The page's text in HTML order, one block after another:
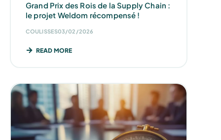
Grand Prix des Rois de la Supply Chain :
le projet Weldom récompensé !
COULISSES03/02/2026
READ MORE